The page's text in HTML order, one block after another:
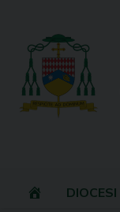
content
DIOCESI